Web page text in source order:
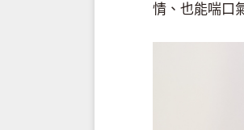
情、也能喘口